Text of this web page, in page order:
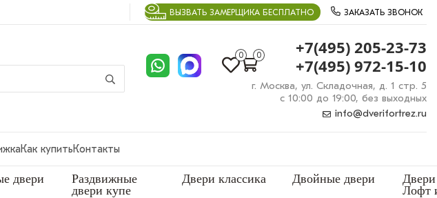
ВЫЗВАТЬ ЗАМЕРЩИКА БЕСПЛАТНО ЗАКАЗАТЬ ЗВОНОК
0 0
+7(495) 205-23-73
+7(495) 972-15-10
г. Москва, ул. Складочная, д. 1 стр. 5
с 10:00 до 19:00, без выходных
info@dverifortrez.ru
Как купитьКонтакты
двери
Раздвижные
двери купе
Двери классика Двойные двери
Лофт